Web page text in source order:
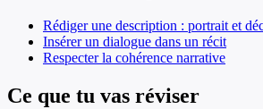
Rédiger une description : portrait et
Insérer un dialogue dans un récit
Respecter la cohérence narrative
Ce que tu vas réviser